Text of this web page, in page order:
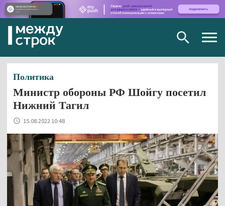
Политика
Министр обороны РФ Шойгу посетил
Нижний Тагил
15.08.2022 10:48